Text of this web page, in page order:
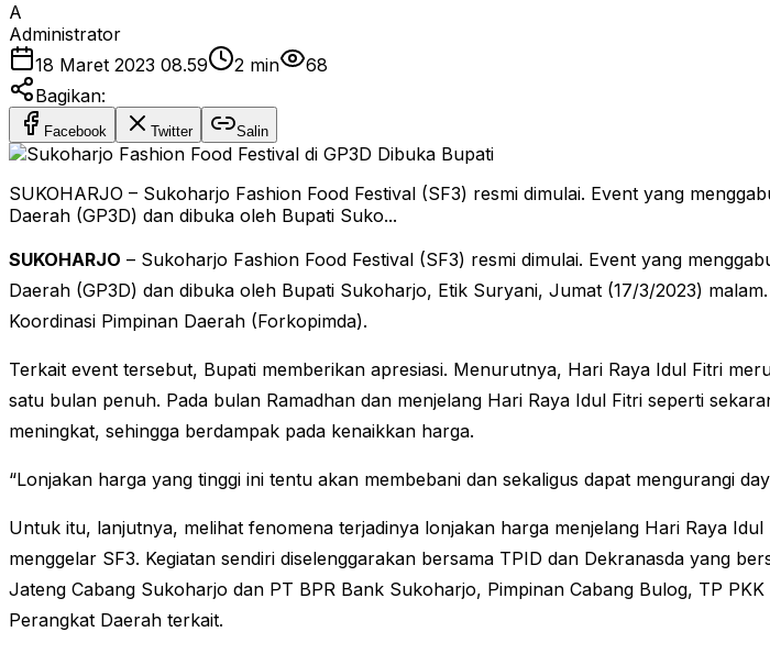
A
Administrator
18 Maret 2023 08.59
2 min
68
Bagikan:
Facebook Twitter Salin
SUKOHARJO – Sukoharjo Fashion Food Festival (SF3) resmi dimulai. Event yang
Daerah (GP3D) dan dibuka oleh Bupati Suko...
SUKOHARJO – Sukoharjo Fashion Food Festival (SF3) resmi dimulai. Event yang
Daerah (GP3D) dan dibuka oleh Bupati Sukoharjo, Etik Suryani, Jumat (17/3/2023)
Koordinasi Pimpinan Daerah (Forkopimda).
Terkait event tersebut, Bupati memberikan apresiasi. Menurutnya, Hari Raya Idul Fitri
satu bulan penuh. Pada bulan Ramadhan dan menjelang Hari Raya Idul Fitri seperti
meningkat, sehingga berdampak pada kenaikkan harga.
“Lonjakan harga yang tinggi ini tentu akan membebani dan sekaligus dapat mengurangi
Untuk itu, lanjutnya, melihat fenomena terjadinya lonjakan harga menjelang Hari Raya
menggelar SF3. Kegiatan sendiri diselenggarakan bersama TPID dan Dekranasda yang
Jateng Cabang Sukoharjo dan PT BPR Bank Sukoharjo, Pimpinan Cabang Bulog, TP
Perangkat Daerah terkait.